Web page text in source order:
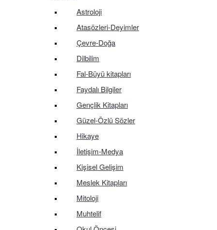
Astroloji
Atasözleri-Deyimler
Çevre-Doğa
Dilbilim
Fal-Büyü kitapları
Faydalı Bilgiler
Gençlik Kitapları
Güzel-Özlü Sözler
Hikaye
İletişim-Medya
Kişisel Gelişim
Meslek Kitapları
Mitoloji
Muhtelif